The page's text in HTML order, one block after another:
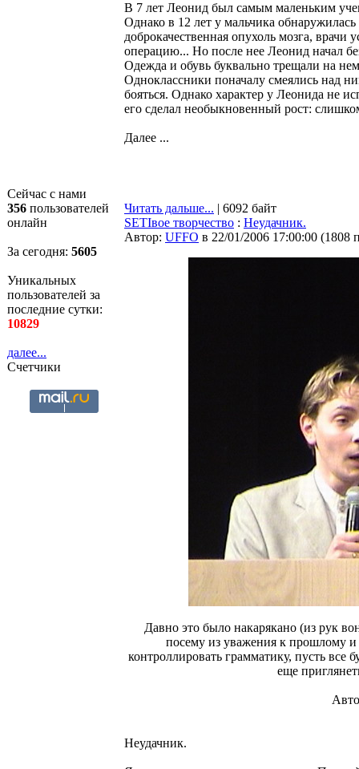
Сейчас с нами
356 пользователей
онлайн
За сегодня: 5605
Уникальных
пользователей за
последние сутки:
10829
далее...
Счетчики
В 7 лет Леонид был самым маленьким
Однако в 12 лет у мальчика обнаружилась
доброкачественная опухоль мозга, врачи
операцию... Но после нее Леонид начал
Одежда и обувь буквально трещали на
Одноклассники поначалу смеялись над
бояться. Однако характер у Леонида не
его сделал необыкновенный рост:
Далее ...
Читать дальше... | 6092 байт
SETIвое творчество : Неудачник.
Автор: UFFO в 22/01/2006 17:00:00 (1808
Давно это было накарякано (из рук
посему из уважения к прошлому
контроллировать грамматику, пусть все
еще
Неудачник.